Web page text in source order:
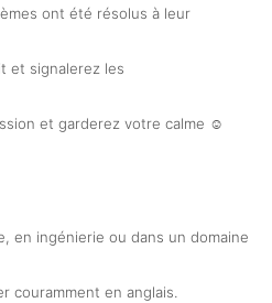
ont été résolus à leur
et signalerez les
et garderez votre calme ☺
en ingénierie ou dans un domaine
couramment en anglais.